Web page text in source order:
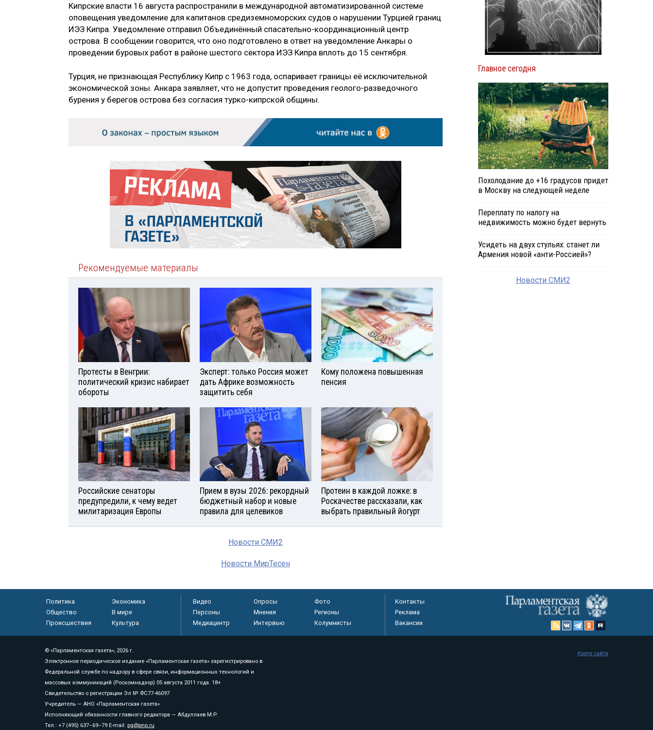
Кипрские власти 16 августа распространили в международной автоматизированной системе
оповещения уведомление для капитанов средиземноморских судов о нарушении Турцией границ
ИЭЗ Кипра. Уведомление отправил Объединённый спасательно-координационный центр
острова. В сообщении говорится, что оно подготовлено в ответ на уведомление Анкары о
проведении буровых работ в районе шестого сектора ИЭЗ Кипра вплоть до 15 сентября.
Турция, не признающая Республику Кипр с 1963 года, оспаривает границы её исключительной
экономической зоны. Анкара заявляет, что не допустит проведения геолого-разведочного
бурения у берегов острова без согласия турко-кипрской общины.
Рекомендуемые материалы
Протесты в Венгрии:
политический кризис набирает
обороты
Эксперт: только Россия может
дать Африке возможность
защитить себя
Кому положена повышенная
пенсия
Российские сенаторы
предупредили, к чему ведет
милитаризация Европы
Прием в вузы 2026: рекордный
бюджетный набор и новые
правила для целевиков
Протеин в каждой ложке: в
Роскачестве рассказали, как
выбрать правильный йогурт
Новости СМИ2
Новости МирТесен
Главное сегодня
Похолодание до +16 градусов придет
в Москву на следующей неделе
Переплату по налогу на
недвижимость можно будет вернуть
Усидеть на двух стульях: станет ли
Армения новой «анти-Россией»?
Новости СМИ2
Политика
Экономика
Общество
В мире
Происшествия
Культура
Видео Опросы
Фото
Персоны
Мнения
Регионы
Медиацентр
Интервью Колумнисты
Контакты
Реклама
Вакансии
© «Парламентская газета», 2026 г.
Электронное периодическое издание «Парламентская газета» зарегистрировано в
Федеральной службе по надзору в сфере связи, информационных технологий и
массовых коммуникаций (Роскомнадзор) 05 августа 2011 года. 18+
Свидетельство о регистрации Эл № ФС77-46097
Учредитель — АНО «Парламентская газета»
Исполняющий обязанности главного редактора — Абдуллаев М.Р.
Тел.: +7 (495) 637–69–79 E-mail: pg@pnp.ru
Карта сайта